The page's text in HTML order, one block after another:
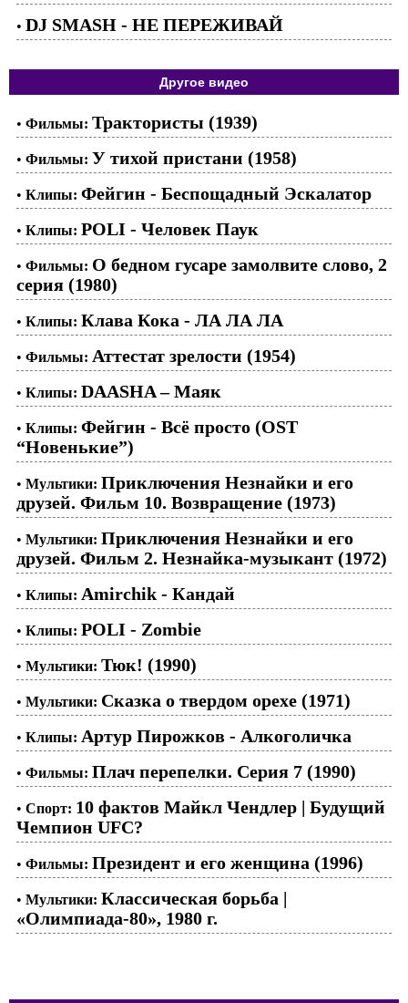
• DJ SMASH - НЕ ПЕРЕЖИВАЙ
Другое видео
• Фильмы: Трактористы (1939)
• Фильмы: У тихой пристани (1958)
• Клипы: Фейгин - Беспощадный Эскалатор
• Клипы: POLI - Человек Паук
• Фильмы: О бедном гусаре замолвите слово, 2
серия (1980)
• Клипы: Клава Кока - ЛА ЛА ЛА
• Фильмы: Аттестат зрелости (1954)
• Клипы: DAASHA – Маяк
• Клипы: Фейгин - Всё просто (OST
“Новенькие”)
• Мультики: Приключения Незнайки и его
друзей. Фильм 10. Возвращение (1973)
• Мультики: Приключения Незнайки и его
друзей. Фильм 2. Незнайка-музыкант (1972)
• Клипы: Amirchik - Кандай
• Клипы: POLI - Zombie
• Мультики: Тюк! (1990)
• Мультики: Сказка о твердом орехе (1971)
• Клипы: Артур Пирожков - Алкоголичка
• Фильмы: Плач перепелки. Серия 7 (1990)
• Спорт: 10 фактов Майкл Чендлер | Будущий
Чемпион UFC?
• Фильмы: Президент и его женщина (1996)
• Мультики: Классическая борьба |
«Олимпиада-80», 1980 г.